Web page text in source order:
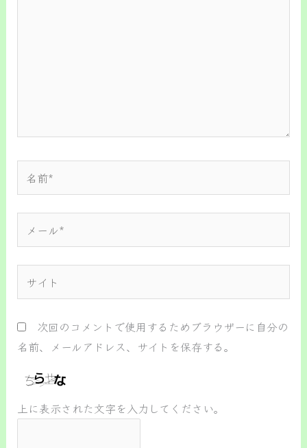
*
ル
次回のコメントで使用するためブラウザーに自分の
名前、メールアドレス、サイトを保存する。
上に表示された文字を入力してください。